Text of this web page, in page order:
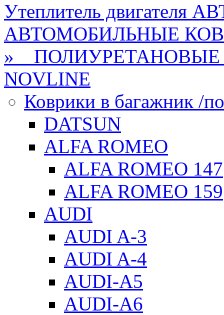
Утеплитель двигателя
АВТОМОБИЛЬНЫЕ
» ПОЛИУРЕТАНОВЫЕ
NOVLINE
Коврики в багажник /
DATSUN
ALFA ROMEO
ALFA ROMEO 147
ALFA ROMEO 159
AUDI
AUDI A-3
AUDI A-4
AUDI-A5
AUDI-A6